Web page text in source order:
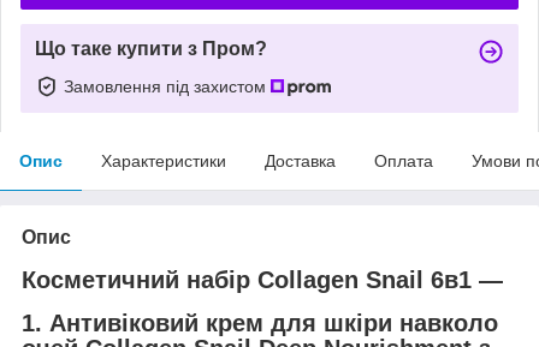
Що таке купити з Пром?
Замовлення під захистом
Опис Характеристики Доставка Оплата Умови
Опис
Косметичний набір Collagen Snail 6в1 —
1. Антивіковий крем для шкіри навколо